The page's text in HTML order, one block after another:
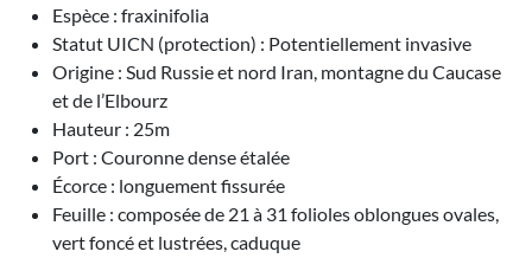
Espèce : fraxinifolia
Statut UICN (protection) : Potentiellement invasive
Origine : Sud Russie et nord Iran, montagne du Caucase
et de l’Elbourz
Hauteur : 25m
Port : Couronne dense étalée
Écorce : longuement fissurée
Feuille : composée de 21 à 31 folioles oblongues ovales,
vert foncé et lustrées, caduque